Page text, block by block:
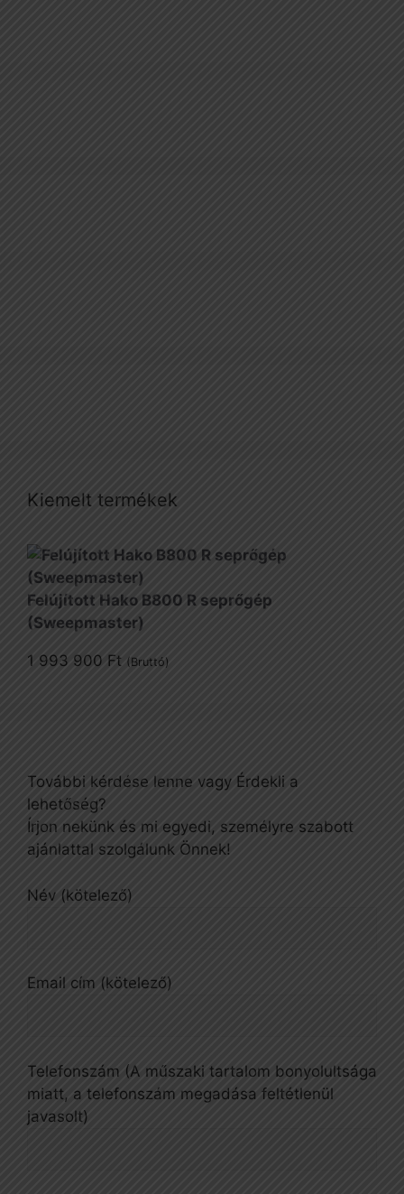
Kiemelt termékek
Felújított Hako B800 R seprőgép
(Sweepmaster)
1 993 900 Ft (Bruttó)
További kérdése lenne vagy Érdekli a
lehetőség?
Írjon nekünk és mi egyedi, személyre szabott
ajánlattal szolgálunk Önnek!
Név (kötelező)
Email cím (kötelező)
Telefonszám (A műszaki tartalom bonyolultsága
miatt, a telefonszám megadása feltétlenül
javasolt)